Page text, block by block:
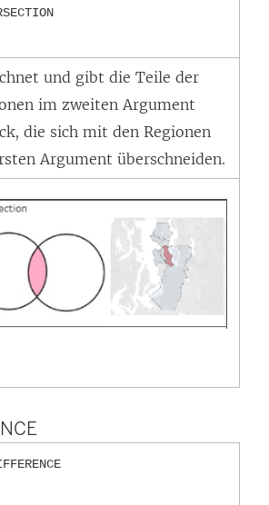
und gibt die Teile der
im zweiten Argument
die sich mit den Regionen
Argument überschneiden.